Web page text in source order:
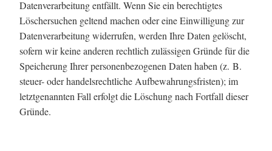
Datenverarbeitung entfällt. Wenn Sie ein berechtigtes
Löschersuchen geltend machen oder eine Einwilligung zur
Datenverarbeitung widerrufen, werden Ihre Daten gelöscht,
sofern wir keine anderen rechtlich zulässigen Gründe für die
Speicherung Ihrer personenbezogenen Daten haben (z. B.
steuer- oder handelsrechtliche Aufbewahrungsfristen); im
letztgenannten Fall erfolgt die Löschung nach Fortfall dieser
Gründe.